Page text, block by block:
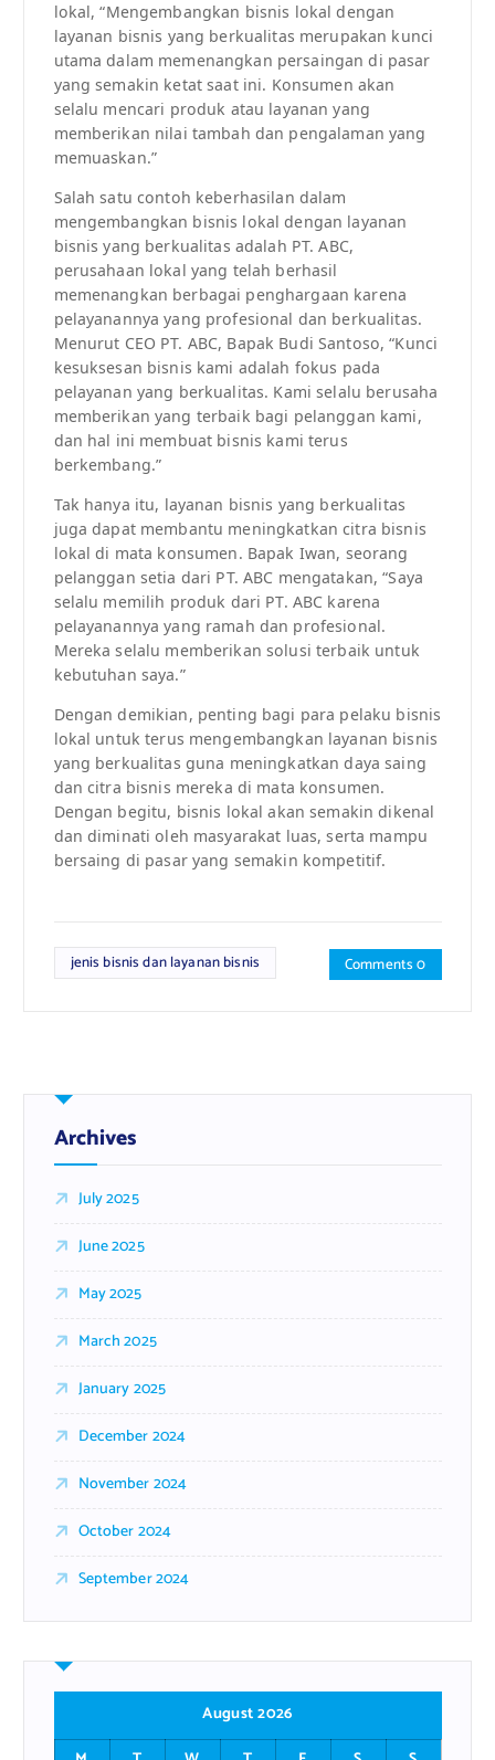
lokal, “Mengembangkan bisnis lokal dengan
layanan bisnis yang berkualitas merupakan kunci
utama dalam memenangkan persaingan di pasar
yang semakin ketat saat ini. Konsumen akan
selalu mencari produk atau layanan yang
memberikan nilai tambah dan pengalaman yang
memuaskan.”
Salah satu contoh keberhasilan dalam
mengembangkan bisnis lokal dengan layanan
bisnis yang berkualitas adalah PT. ABC,
perusahaan lokal yang telah berhasil
memenangkan berbagai penghargaan karena
pelayanannya yang profesional dan berkualitas.
Menurut CEO PT. ABC, Bapak Budi Santoso, “Kunci
kesuksesan bisnis kami adalah fokus pada
pelayanan yang berkualitas. Kami selalu berusaha
memberikan yang terbaik bagi pelanggan kami,
dan hal ini membuat bisnis kami terus
berkembang.”
Tak hanya itu, layanan bisnis yang berkualitas
juga dapat membantu meningkatkan citra bisnis
lokal di mata konsumen. Bapak Iwan, seorang
pelanggan setia dari PT. ABC mengatakan, “Saya
selalu memilih produk dari PT. ABC karena
pelayanannya yang ramah dan profesional.
Mereka selalu memberikan solusi terbaik untuk
kebutuhan saya.”
Dengan demikian, penting bagi para pelaku bisnis
lokal untuk terus mengembangkan layanan bisnis
yang berkualitas guna meningkatkan daya saing
dan citra bisnis mereka di mata konsumen.
Dengan begitu, bisnis lokal akan semakin dikenal
dan diminati oleh masyarakat luas, serta mampu
bersaing di pasar yang semakin kompetitif.
jenis bisnis dan layanan bisnis Comments 0
Archives
July 2025
June 2025
May 2025
March 2025
January 2025
December 2024
November 2024
October 2024
September 2024
August 2026